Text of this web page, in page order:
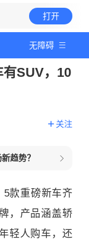
打开
无障碍
SUV，10
关注
趋势？
5款重磅新车齐
，产品涵盖轿
轻人购车，还